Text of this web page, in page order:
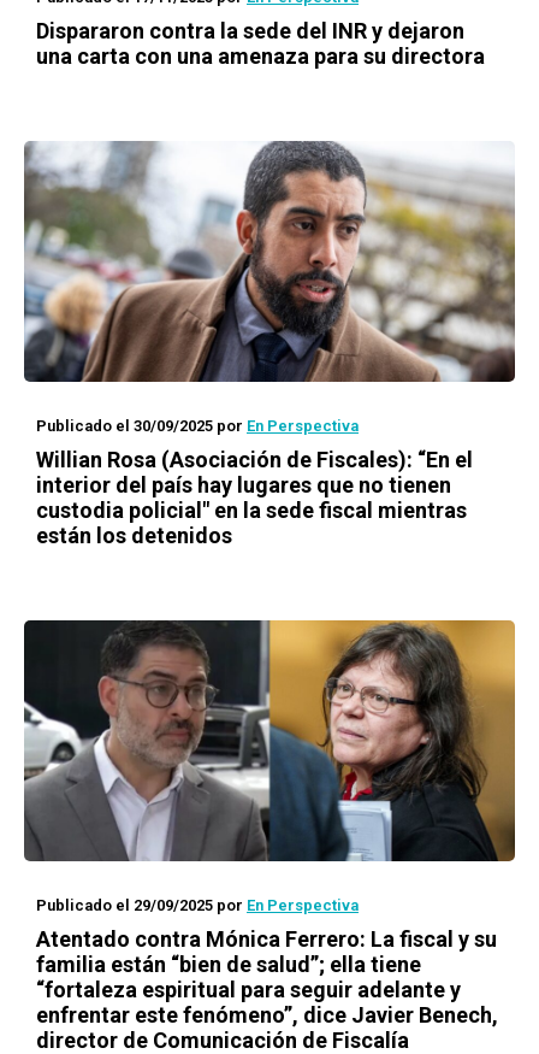
Dispararon contra la sede del INR y dejaron
una carta con una amenaza para su directora
Publicado el 30/09/2025 por En Perspectiva
Willian Rosa (Asociación de Fiscales): “En el
interior del país hay lugares que no tienen
custodia policial" en la sede fiscal mientras
están los detenidos
Publicado el 29/09/2025 por En Perspectiva
Atentado contra Mónica Ferrero: La fiscal y su
familia están “bien de salud”; ella tiene
“fortaleza espiritual para seguir adelante y
enfrentar este fenómeno”, dice Javier Benech,
director de Comunicación de Fiscalía